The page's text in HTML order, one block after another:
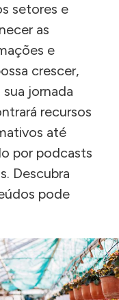
setores e
as
e
crescer,
jornada
recursos
até
por podcasts
Descubra
pode